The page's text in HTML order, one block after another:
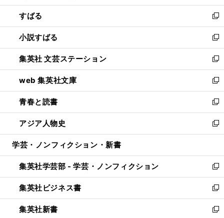
開
く
ウ
で
開
く
ン
ド
ウ
で
開
く
すばる
新
し
い
ウ
ィ
ン
ド
ウ
で
開
く
小説すばる
新
し
い
ウ
ィ
ン
ド
ウ
で
開
集英社 文芸ステーション
新
し
い
ウ
ィ
ン
ド
ウ
開
く
web 集英社文庫
新
し
い
ウ
ィ
ン
ウ
で
開
く
青春と読書
新
し
い
ウ
ン
ド
ウ
で
開
く
アジア人物史
新
し
ウ
ィ
ン
ド
ウ
で
学芸・ノンフィクション・新書
集英社学芸部 - 学芸・ノンフィクション
新
し
い
ウ
ィ
集英社ビジネス書
新
し
い
集英社新書
新